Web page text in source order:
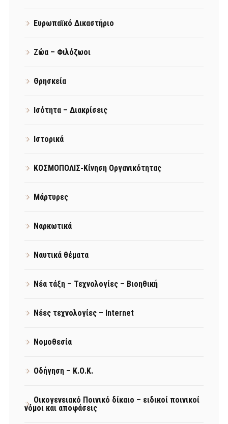
Ευρωπαϊκό Δικαστήριο
Ζώα – Φιλόζωοι
Θρησκεία
Ισότητα – Διακρίσεις
Ιστορικά
ΚΟΣΜΟΠΟΛΙΣ-Κίνηση Οργανικότητας
Μάρτυρες
Ναρκωτικά
Ναυτικά θέματα
Νέα τάξη – Τεχνολογίες – Βιοηθική
Νέες τεχνολογίες – Internet
Νομοθεσία
Οδήγηση – Κ.Ο.Κ.
Οικογενειακό Ποινικό δίκαιο – ειδικοί ποινικοί
νόμοι και αποφάσεις